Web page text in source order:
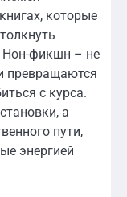
которые
Нон-фикшн – не
превращаются
с курса.
а
пути,
энергией